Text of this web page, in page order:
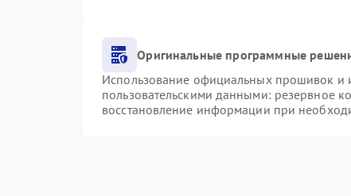
Оригинальные программные
Использование официальных прошивок и
пользовательскими данными: резервное
восстановление информации при